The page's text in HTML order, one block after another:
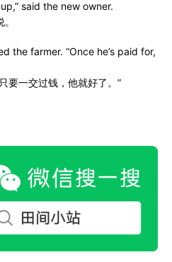
said the new owner.
the farmer. “Once he’s paid for,
要一交过钱，他就好了。”